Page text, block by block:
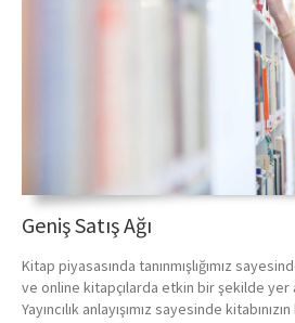
Geniş Satış Ağı
Kitap piyasasında tanınmışlığımız
ve online kitapçılarda etkin bir şekilde yer
Yayıncılık anlayışımız sayesinde